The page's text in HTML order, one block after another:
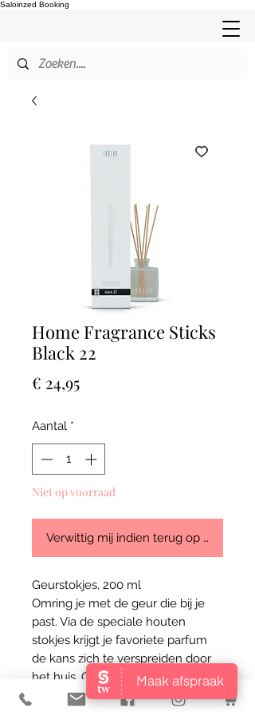
Saloinzed Booking
Home Fragrance Sticks
Black 22
€ 24,95Prijs
Aantal *
Niet op voorraad
Verwittig mij indien terug op stock
Geurstokjes, 200 ml
Omring je met de geur die bij je
past. Via de speciale houten
stokjes krijgt je favoriete parfum
de kans zich te verspreiden door
het huis. Geschikt voor elke
gewenste kamer: van slaapkamer